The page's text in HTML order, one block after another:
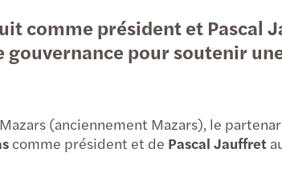
comme président et Pascal
gouvernance pour soutenir
(anciennement Mazars), le
comme président et de Pascal Jauffret